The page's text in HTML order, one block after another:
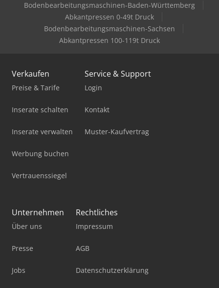
Bodenbearbeitungsmaschinen-Baden-Württemberg
Abkantpressen 0-49t Druck
Bodenbearbeitungsmaschinen-Sachsen
Abkantpressen 100-119t Druck
Verkaufen
Preise & Tarife
Inserate schalten
Inserate verwalten
Werbung buchen
Vertrauenssiegel
Service & Support
Login
Kontakt
Muster-Kaufvertrag
Unternehmen
Über uns
Presse
Jobs
Rechtliches
Impressum
AGB
Datenschutzerklärung